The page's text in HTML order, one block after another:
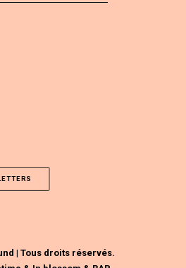
| Tous droits réservés.